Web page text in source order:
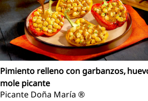
Pimiento relleno con garbanzos,
mole picante
Picante Doña María ®